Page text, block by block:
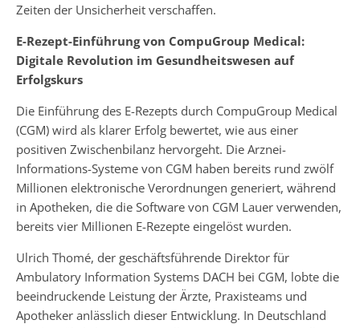
Zeiten der Unsicherheit verschaffen.
E-Rezept-Einführung von CompuGroup Medical:
Digitale Revolution im Gesundheitswesen auf
Erfolgskurs
Die Einführung des E-Rezepts durch CompuGroup Medical
(CGM) wird als klarer Erfolg bewertet, wie aus einer
positiven Zwischenbilanz hervorgeht. Die Arznei-
Informations-Systeme von CGM haben bereits rund zwölf
Millionen elektronische Verordnungen generiert, während
in Apotheken, die die Software von CGM Lauer verwenden,
bereits vier Millionen E-Rezepte eingelöst wurden.
Ulrich Thomé, der geschäftsführende Direktor für
Ambulatory Information Systems DACH bei CGM, lobte die
beeindruckende Leistung der Ärzte, Praxisteams und
Apotheker anlässlich dieser Entwicklung. In Deutschland